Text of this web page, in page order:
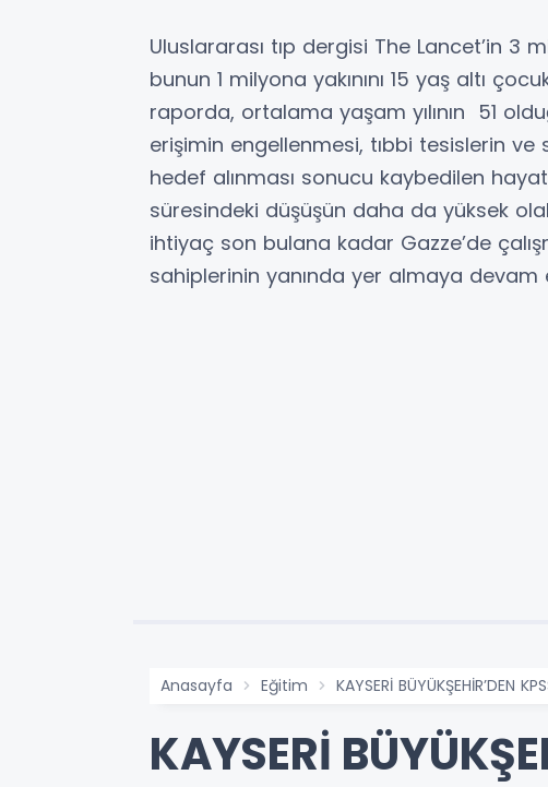
Uluslararası tıp dergisi The Lancet’in 3
bunun 1 milyona yakınını 15 yaş altı
raporda, ortalama yaşam yılının 51
erişimin engellenmesi, tıbbi tesislerin
hedef alınması sonucu kaybedilen
süresindeki düşüşün daha da yüksek
ihtiyaç son bulana kadar Gazze’de
sahiplerinin yanında yer almaya devam
Anasayfa Eğitim KAYSERİ BÜYÜKŞEHİR’DEN
KAYSERİ